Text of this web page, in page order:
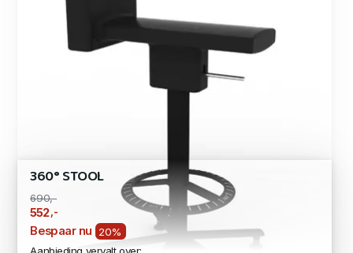
360° STOOL
690,-
552 ,-
Bespaar nu
20%